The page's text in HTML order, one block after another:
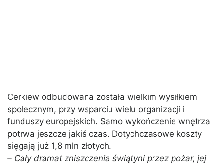
Cerkiew odbudowana została wielkim wysiłkiem
społecznym, przy wsparciu wielu organizacji i
funduszy europejskich. Samo wykończenie wnętrza
potrwa jeszcze jakiś czas. Dotychczasowe koszty
sięgają już 1,8 mln złotych.
– Cały dramat zniszczenia świątyni przez pożar, jej